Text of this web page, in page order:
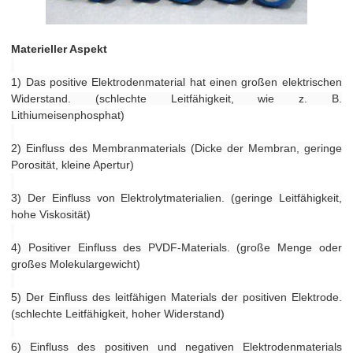
Materieller Aspekt
1) Das positive Elektrodenmaterial hat einen großen elektrischen
Widerstand. (schlechte Leitfähigkeit, wie z. B.
Lithiumeisenphosphat)
2) Einfluss des Membranmaterials (Dicke der Membran, geringe
Porosität, kleine Apertur)
3) Der Einfluss von Elektrolytmaterialien. (geringe Leitfähigkeit,
hohe Viskosität)
4) Positiver Einfluss des PVDF-Materials. (große Menge oder
großes Molekulargewicht)
5) Der Einfluss des leitfähigen Materials der positiven Elektrode.
(schlechte Leitfähigkeit, hoher Widerstand)
6) Einfluss des positiven und negativen Elektrodenmaterials